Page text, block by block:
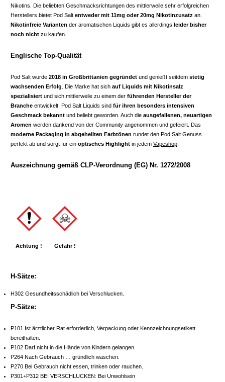
Nikotins. Die beliebten Geschmacksrichtungen des mittlerweile sehr erfolgreichen
Herstellers bietet Pod Salt entweder mit 11mg oder 20mg Nikotinzusatz an.
Nikotinfreie Varianten der aromatischen Liquids gibt es allerdings leider bisher
noch nicht zu kaufen.
Englische Top-Qualität
Pod Salt wurde 2018 in Großbrittanien gegründet und genießt seitdem stetig
wachsenden Erfolg . Die Marke hat sich auf Liquids mit Nikotinsalz
spezialisiert und sich mittlerweile zu einem der führenden Hersteller der
Branche entwickelt. Pod Salt Liquids sind für ihren besonders intensiven
Geschmack bekannt und beliebt geworden. Auch die ausgefallenen, neuartigen
Aromen werden dankend von der Community angenommen und gefeiert. Das
moderne Packaging in abgehellten Farbtönen rundet den Pod Salt Genuss
perfekt ab und sorgt für ein optisches Highlight in jedem Vapeshop
Auszeichnung gemäß CLP-Verordnung (EG) Nr. 1272/2008
Achtung ! Gefahr !
H-Sätze:
H302 Gesundheitsschädlich bei Verschlucken.
P-Sätze:
P101 Ist ärztlicher Rat erforderlich, Verpackung oder Kennzeichnungsetikett
bereithalten.
P102 Darf nicht in die Hände von Kindern gelangen.
P264 Nach Gebrauch … gründlich waschen.
P270 Bei Gebrauch nicht essen, trinken oder rauchen.
P301+P312 BEI VERSCHLUCKEN: Bei Unwohlsein